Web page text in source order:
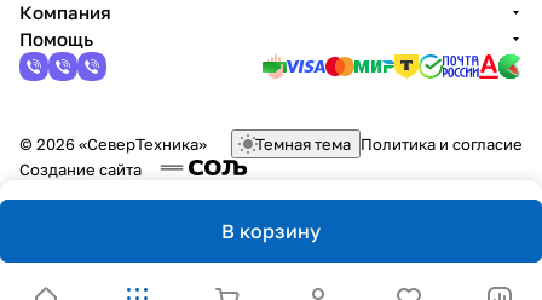
В корзину
Компания
Помощь
© 2026 «СеверТехника» Темная тема Политика и согласие
Создание сайта